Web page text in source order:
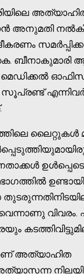
അത്യാഹിത
അനുമതി
ബീനാകുമാരി
ലൈറ്റുകള്‍
വിവരം.
അത്യാഹിത